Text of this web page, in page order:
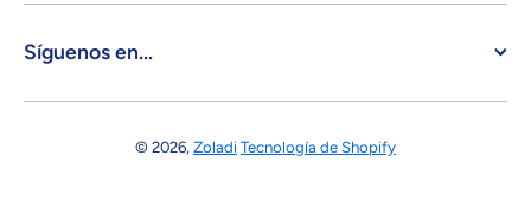
Síguenos en...
© 2026,Zoladi Tecnología de Shopify